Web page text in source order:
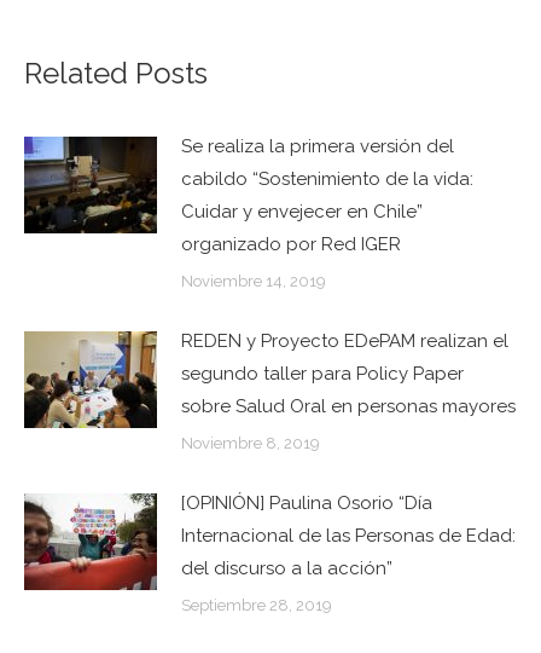
Related Posts
Se realiza la primera versión del
cabildo “Sostenimiento de la vida:
Cuidar y envejecer en Chile”
organizado por Red IGER
Noviembre 14, 2019
REDEN y Proyecto EDePAM realizan el
segundo taller para Policy Paper
sobre Salud Oral en personas mayores
Noviembre 8, 2019
[OPINIÓN] Paulina Osorio “Día
Internacional de las Personas de Edad:
del discurso a la acción”
Septiembre 28, 2019